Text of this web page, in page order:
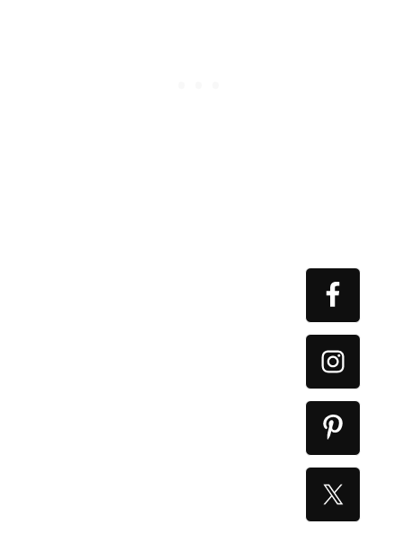
Primary
Sidebar